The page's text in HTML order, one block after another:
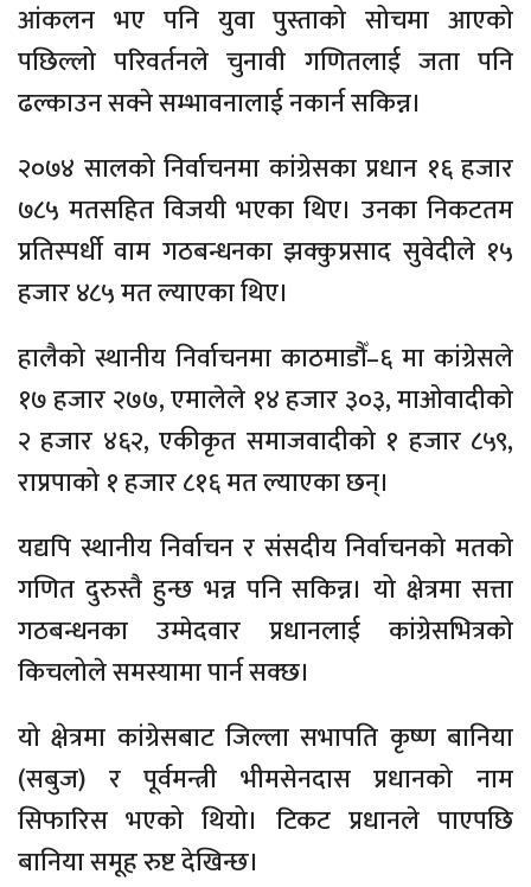
आंकलन भए पनि युवा पुस्ताको सोचमा आएको
पछिल्लो परिवर्तनले चुनावी गणितलाई जता पनि
ढल्काउन सक्ने सम्भावनालाई नकार्न सकिन्न।
२०७४ सालको निर्वाचनमा कांग्रेसका प्रधान १६ हजार
७८५ मतसहित विजयी भएका थिए। उनका निकटतम
प्रतिस्पर्धी वाम गठबन्धनका झक्कुप्रसाद सुवेदीले १५
हजार ४८५ मत ल्याएका थिए।
हालैको स्थानीय निर्वाचनमा काठमाडौँ–६ मा कांग्रेसले
१७ हजार २७७, एमालेले १४ हजार ३०३, माओवादीको
२ हजार ४६२, एकीकृत समाजवादीको १ हजार ८५९,
राप्रपाको १ हजार ८१६ मत ल्याएका छन्।
यद्यपि स्थानीय निर्वाचन र संसदीय निर्वाचनको मतको
गणित दुरुस्तै हुन्छ भन्न पनि सकिन्न। यो क्षेत्रमा सत्ता
गठबन्धनका उम्मेदवार प्रधानलाई कांग्रेसभित्रको
किचलोले समस्यामा पार्न सक्छ।
यो क्षेत्रमा कांग्रेसबाट जिल्ला सभापति कृष्ण बानिया
(सबुज) र पूर्वमन्त्री भीमसेनदास प्रधानको नाम
सिफारिस भएको थियो। टिकट प्रधानले पाएपछि
बानिया समूह रुष्ट देखिन्छ।